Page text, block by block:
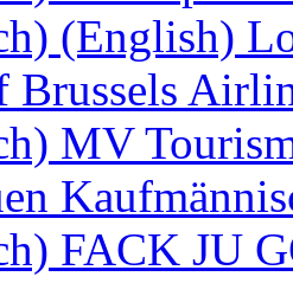
(English)
Brussels
MV
FACK JU